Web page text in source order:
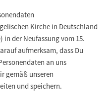
Kirche in Deutschland
in der Neufassung vom 15.
aufmerksam, dass Du
an uns
gemäß unseren
und speichern.